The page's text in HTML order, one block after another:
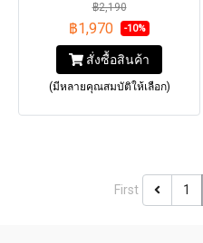
฿2,190
฿1,970 -10%
สั่งซื้อสินค้า
(มีหลายคุณสมบัติให้เลือก)
First 1